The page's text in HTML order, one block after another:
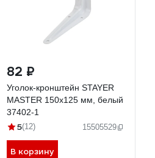
82 ₽
Уголок-кронштейн STAYER
MASTER 150х125 мм, белый
37402-1
5(12) 15505529
В корзину